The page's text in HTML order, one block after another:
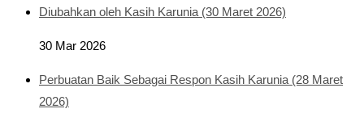
Diubahkan oleh Kasih Karunia (30 Maret 2026)
30 Mar 2026
Perbuatan Baik Sebagai Respon Kasih Karunia (28 Maret
2026)